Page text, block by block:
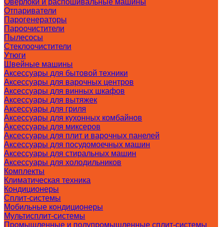
Оверлоки и распошивальные машины
Отпариватели
Парогенераторы
Пароочистители
Пылесосы
Стеклоочистители
Утюги
Швейные машины
Аксессуары для бытовой техники
Аксессуары для варочных центров
Аксессуары для винных шкафов
Аксессуары для вытяжек
Аксессуары для гриля
Аксессуары для кухонных комбайнов
Аксессуары для миксеров
Аксессуары для плит и варочных панелей
Аксессуары для посудомоечных машин
Аксессуары для стиральных машин
Аксессуары для холодильников
Комплекты
Климатическая техника
Кондиционеры
Сплит-системы
Мобильные кондиционеры
Мультисплит-системы
Промышленные и полупромышленные сплит-системы